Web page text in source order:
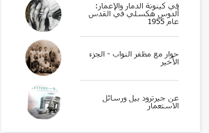
في كينونة الدمار والإعمار:
ألدوس هكسلي في القدس
عام 1955
حوار مع مظفر النواب - الجزء
الأخير
عن جيرترود بيل ورسائل
الاستعمار